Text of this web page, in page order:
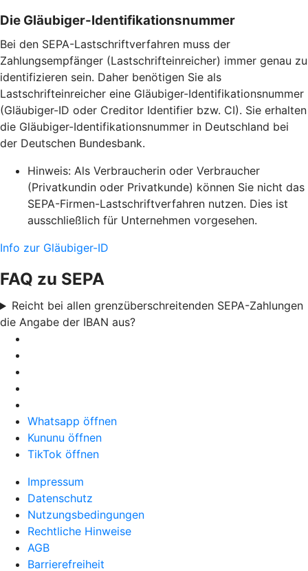
Die Gläubiger-Identifikationsnummer
Bei den SEPA-Lastschriftverfahren muss der
Zahlungsempfänger (Lastschrifteinreicher) immer genau zu
identifizieren sein. Daher benötigen Sie als
Lastschrifteinreicher eine Gläubiger-Identifikationsnummer
(Gläubiger-ID oder Creditor Identifier bzw. CI). Sie erhalten
die Gläubiger-Identifikationsnummer in Deutschland bei
der Deutschen Bundesbank.
Hinweis: Als Verbraucherin oder Verbraucher
(Privatkundin oder Privatkunde) können Sie nicht das
SEPA-Firmen-Lastschriftverfahren nutzen. Dies ist
ausschließlich für Unternehmen vorgesehen.
Info zur Gläubiger-ID
FAQ zu SEPA
Reicht bei allen grenzüberschreitenden SEPA-Zahlungen
die Angabe der IBAN aus?
Whatsapp öffnen
Kununu öffnen
TikTok öffnen
Impressum
Datenschutz
Nutzungsbedingungen
Rechtliche Hinweise
AGB
Barrierefreiheit